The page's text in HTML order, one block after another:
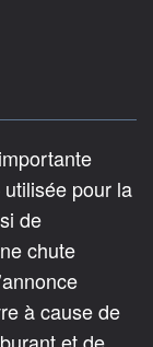
pour la
de
chute
à cause de